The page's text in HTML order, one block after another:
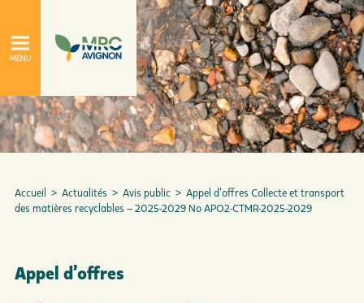
À propos
Accueil > Actualités > Avis public > Appel d’offres Collecte et transport
des matières recyclables – 2025-2029 No APO2-CTMR-2025-2029
Appel d’offres